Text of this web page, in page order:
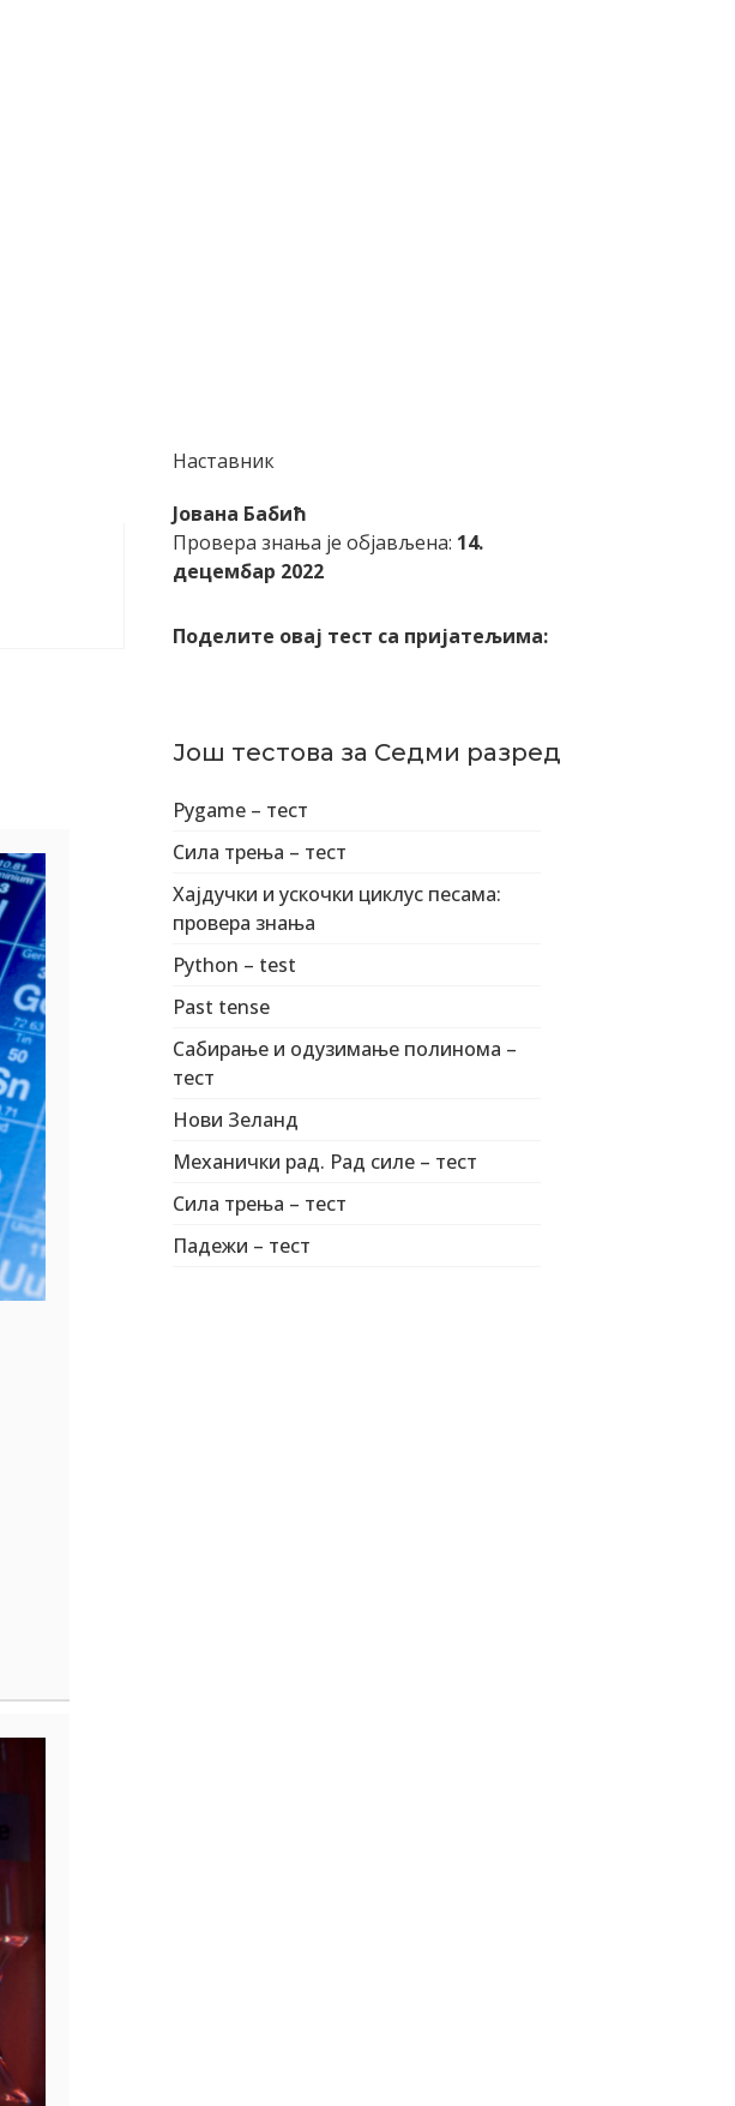
Наставник
Joвана Бабић
Провера знања је објављена: 14.
децембар 2022
Поделите овај тест са пријатељима:
Још тестова за Седми разред
Pygame – тест
Сила трења – тест
Хајдучки и ускочки циклус песама:
провера знања
Python – test
Past tense
Сабирање и одузимање полинома –
тест
Нови Зеланд
Механички рад. Рад силе – тест
Сила трења – тест
Падежи – тест